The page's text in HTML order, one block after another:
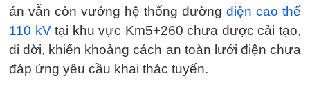
án vẫn còn vướng hệ thống đường điện cao thế
110 kVtại khu vực Km5+260 chưa được cải tạo,
di dời, khiến khoảng cách an toàn lưới điện chưa
đáp ứng yêu cầu khai thác tuyến.